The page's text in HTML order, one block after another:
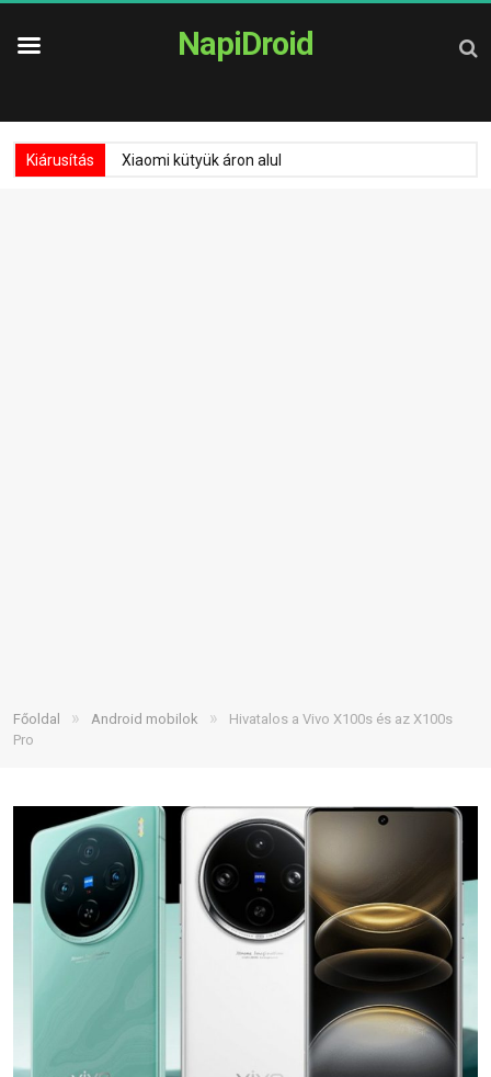
NapiDroid
Kiárusítás Xiaomi kütyük áron alul
Főoldal » Android mobilok »
Hivatalos a Vivo X100s és az X100s
Pro